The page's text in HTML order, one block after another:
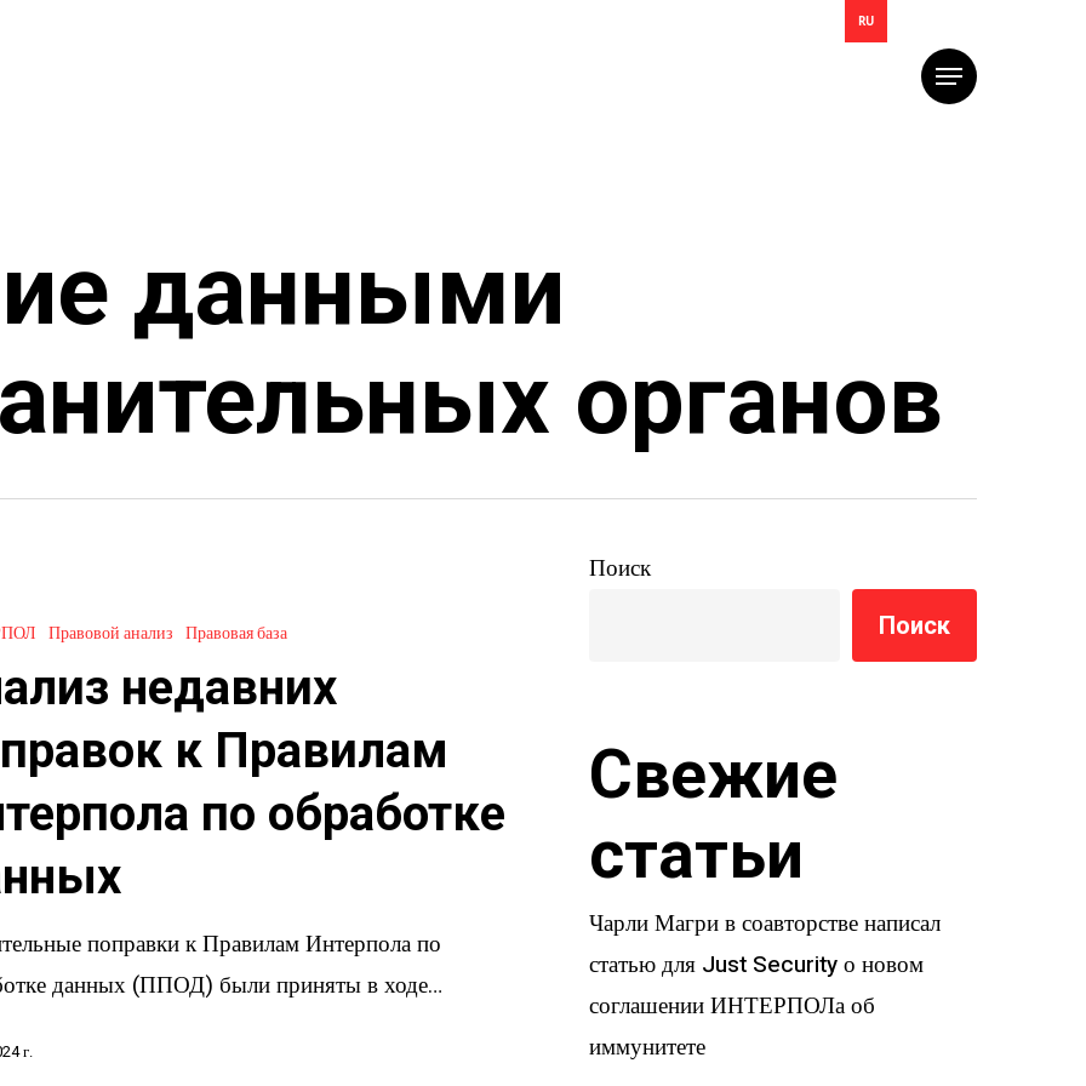
RU
Меню
данными
органов
Правовой анализ Правовая база
недавних
к Правилам
по обработке
поправки к Правилам Интерпола по
данных (ППОД) были приняты в ходе…
г.
Поиск
Поиск
Свежие
статьи
Чарли Магри в соавторстве написал
статью для Just Security о новом
соглашении ИНТЕРПОЛа об
иммунитете